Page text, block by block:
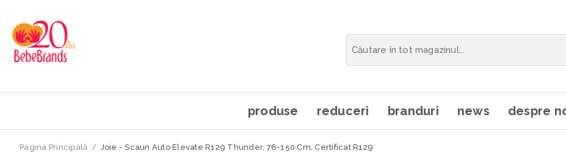
produse reduceri branduri news despre
Pagina Principală / Joie - Scaun Auto Elevate R129 Thunder, 76-150 Cm, Certificat R129